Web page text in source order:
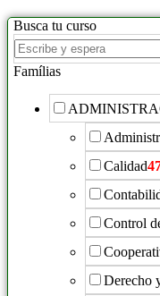
Busca tu curso
Famílias
Calidad
Control
Derecho